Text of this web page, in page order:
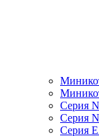
Серия
Серия
Серия